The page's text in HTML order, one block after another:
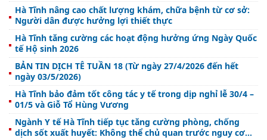
Hà Tĩnh nâng cao chất lượng khám, chữa bệnh từ cơ sở:
Người dân được hưởng lợi thiết thực
Hà Tĩnh tăng cường các hoạt động hưởng ứng Ngày Quốc
tế Hộ sinh 2026
BẢN TIN DỊCH TỄ TUẦN 18 (Từ ngày 27/4/2026 đến hết
ngày 03/5/2026)
Hà Tĩnh bảo đảm tốt công tác y tế trong dịp nghỉ lễ 30/4 –
01/5 và Giỗ Tổ Hùng Vương
Ngành Y tế Hà Tĩnh tiếp tục tăng cường phòng, chống
dịch sốt xuất huyết: Không thể chủ quan trước nguy cơ